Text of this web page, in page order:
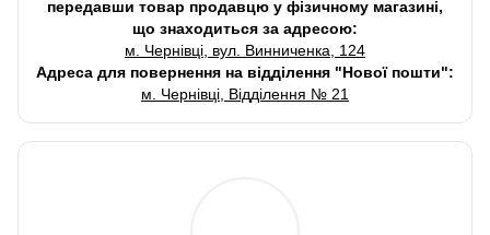
передавши товар продавцю у фізичному магазині,
що знаходиться за адресою:
м. Чернівці, вул. Винниченка, 124
Адреса для повернення на відділення "Нової пошти":
м. Чернівці, Відділення № 21